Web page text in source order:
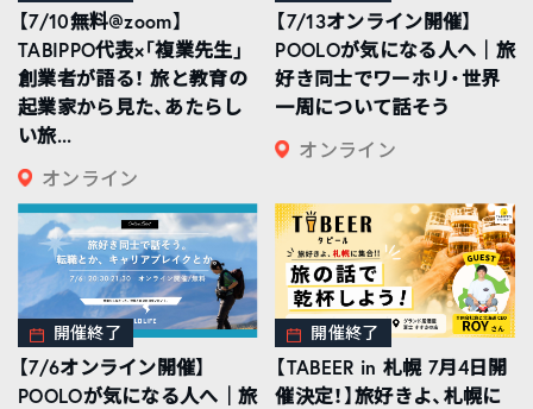
【7/10無料@zoom】
TABIPPO代表×「複業先生」
創業者が語る！ 旅と教育の
起業家から見た、あたらし
い旅...
オンライン
【7/13オンライン開催】
POOLOが気になる人へ｜旅
好き同士でワーホリ・世界
一周について話そう
オンライン
開催終了
【7/6オンライン開催】
POOLOが気になる人へ｜旅
開催終了
【TABEER in 札幌 7月4日開
催決定！】旅好きよ、札幌に